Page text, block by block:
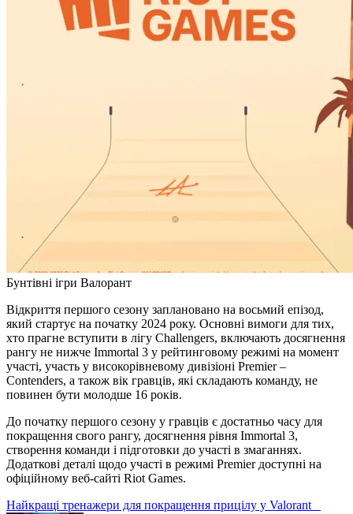
Бунтівні ігри Валорант
Відкриття першого сезону заплановано на восьмий епізод,
який стартує на початку 2024 року. Основні вимоги для тих,
хто прагне вступити в лігу Challengers, включають досягнення
рангу не нижче Immortal 3 у рейтинговому режимі на момент
участі, участь у високорівневому дивізіоні Premier –
Contenders, а також вік гравців, які складають команду, не
повинен бути молодше 16 років.
До початку першого сезону у гравців є достатньо часу для
покращення свого рангу, досягнення рівня Immortal 3,
створення команди і підготовки до участі в змаганнях.
Додаткові деталі щодо участі в режимі Premier доступні на
офіційному веб-сайті Riot Games.
Найкращі тренажери для покращення прицілу у Valorant